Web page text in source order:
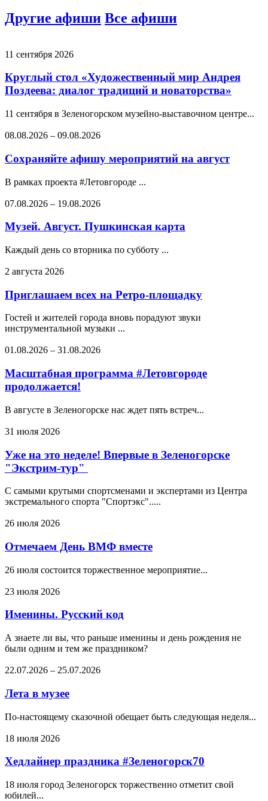
Другие афиши Все афиши
11 сентября 2026
Круглый стол «Художественный мир Андрея
Поздеева: диалог традиций и новаторства»
11 сентября в Зеленогорском музейно-выставочном центре...
08.08.2026 – 09.08.2026
Сохраняйте афишу мероприятий на август
В рамках проекта #Летовгороде ...
07.08.2026 – 19.08.2026
Музей. Август. Пушкинская карта
Каждый день со вторника по субботу ...
2 августа 2026
Приглашаем всех на Ретро-площадку
Гостей и жителей города вновь порадуют звуки
инструментальной музыки ...
01.08.2026 – 31.08.2026
Масштабная программа #Летовгороде
продолжается!
В августе в Зеленогорске нас ждет пять встреч...
31 июля 2026
Уже на это неделе! Впервые в Зеленогорске
"Экстрим-тур"
С самыми крутыми спортсменами и экспертами из Центра
экстремального спорта "Спортэкс".....
26 июля 2026
Отмечаем День ВМФ вместе
26 июля состоится торжественное мероприятие...
23 июля 2026
Именины. Русский код
А знаете ли вы, что раньше именины и день рождения не
были одним и тем же праздником?
22.07.2026 – 25.07.2026
Лета в музее
По-настоящему сказочной обещает быть следующая неделя...
18 июля 2026
Хедлайнер праздника #Зеленогорск70
18 июля город Зеленогорск торжественно отметит свой
юбилей...